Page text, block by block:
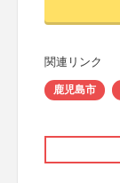
関連リンク
鹿児島市